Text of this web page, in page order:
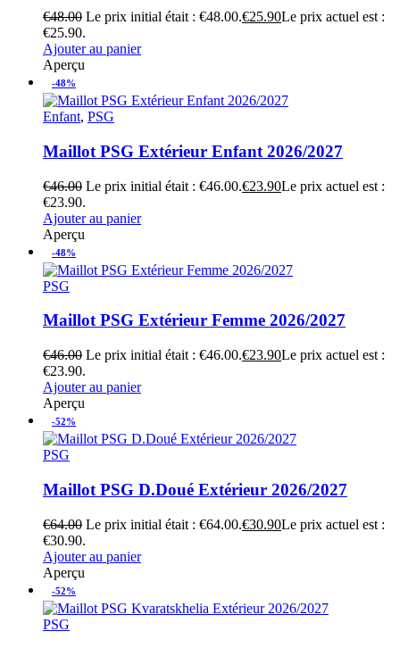
€48.00 Le prix initial était : €48.00.€25.90Le prix actuel est :
€25.90.
Ajouter au panier
Aperçu
-48%
Enfant, PSG
Maillot PSG Extérieur Enfant 2026/2027
€46.00 Le prix initial était : €46.00.€23.90Le prix actuel est :
€23.90.
Ajouter au panier
Aperçu
-48%
PSG
Maillot PSG Extérieur Femme 2026/2027
€46.00 Le prix initial était : €46.00.€23.90Le prix actuel est :
€23.90.
Ajouter au panier
Aperçu
-52%
PSG
Maillot PSG D.Doué Extérieur 2026/2027
€64.00 Le prix initial était : €64.00.€30.90Le prix actuel est :
€30.90.
Ajouter au panier
Aperçu
-52%
PSG